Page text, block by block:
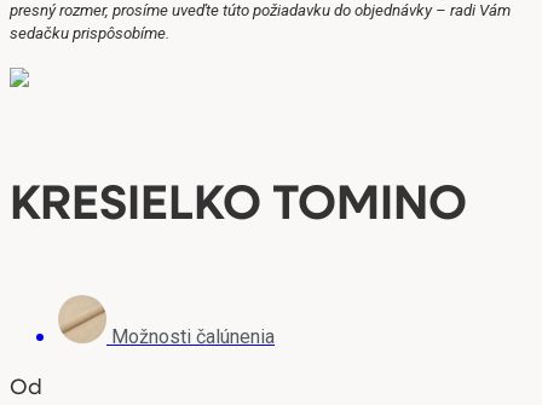
presný rozmer, prosíme uveďte túto požiadavku do objednávky – radi Vám
sedačku prispôsobíme.
KRESIELKO TOMINO
Možnosti čalúnenia
Od